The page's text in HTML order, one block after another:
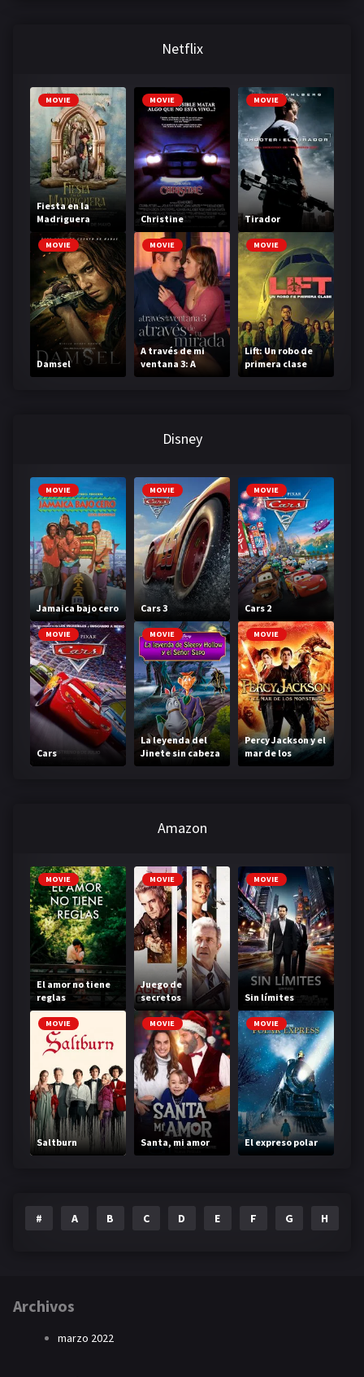
Netflix
MOVIE
Fiesta en la
Madriguera
MOVIE
Christine
MOVIE
Tirador
MOVIE
Damsel
MOVIE
A través de mi
ventana 3: A
través de tu
MOVIE
Lift: Un robo de
primera clase
Disney
MOVIE
Jamaica bajo cero
MOVIE
Cars 3
MOVIE
Cars 2
MOVIE
Cars
MOVIE
La leyenda del
Jinete sin cabeza
MOVIE
Percy Jackson y el
mar de los
monstruos
Amazon
MOVIE
El amor no tiene
reglas
MOVIE
Juego de
secretos
MOVIE
Sin límites
MOVIE
Saltburn
MOVIE
Santa, mi amor
MOVIE
El expreso polar
# A B C D E F G H
Archivos
marzo 2022